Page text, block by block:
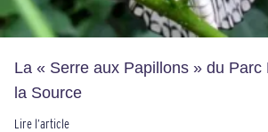
La « Serre aux Papillons » du Parc
la Source
Lire l’article